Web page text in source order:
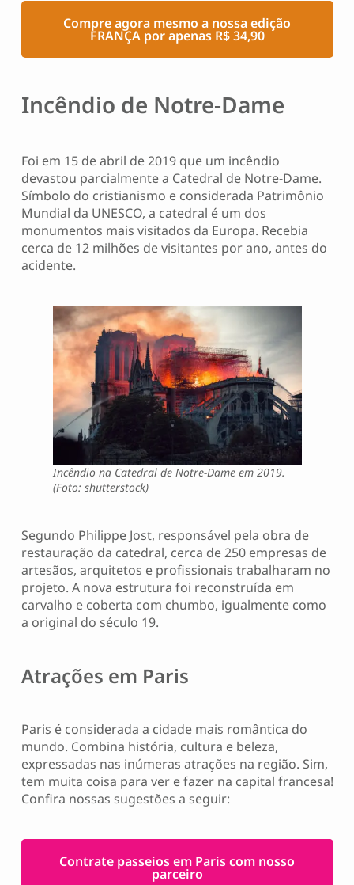
Compre agora mesmo a nossa edição
FRANÇA por apenas R$ 34,90
Incêndio de Notre-Dame
Foi em 15 de abril de 2019 que um incêndio
devastou parcialmente a Catedral de Notre-Dame.
Símbolo do cristianismo e considerada Patrimônio
Mundial da UNESCO, a catedral é um dos
monumentos mais visitados da Europa. Recebia
cerca de 12 milhões de visitantes por ano, antes do
acidente.
Incêndio na Catedral de Notre-Dame em 2019.
(Foto: shutterstock)
Segundo Philippe Jost, responsável pela obra de
restauração da catedral, cerca de 250 empresas de
artesãos, arquitetos e profissionais trabalharam no
projeto. A nova estrutura foi reconstruída em
carvalho e coberta com chumbo, igualmente como
a original do século 19.
Atrações em Paris
Paris é considerada a cidade mais romântica do
mundo. Combina história, cultura e beleza,
expressadas nas inúmeras atrações na região. Sim,
tem muita coisa para ver e fazer na capital francesa!
Confira nossas sugestões a seguir:
Contrate passeios em Paris com nosso
parceiro